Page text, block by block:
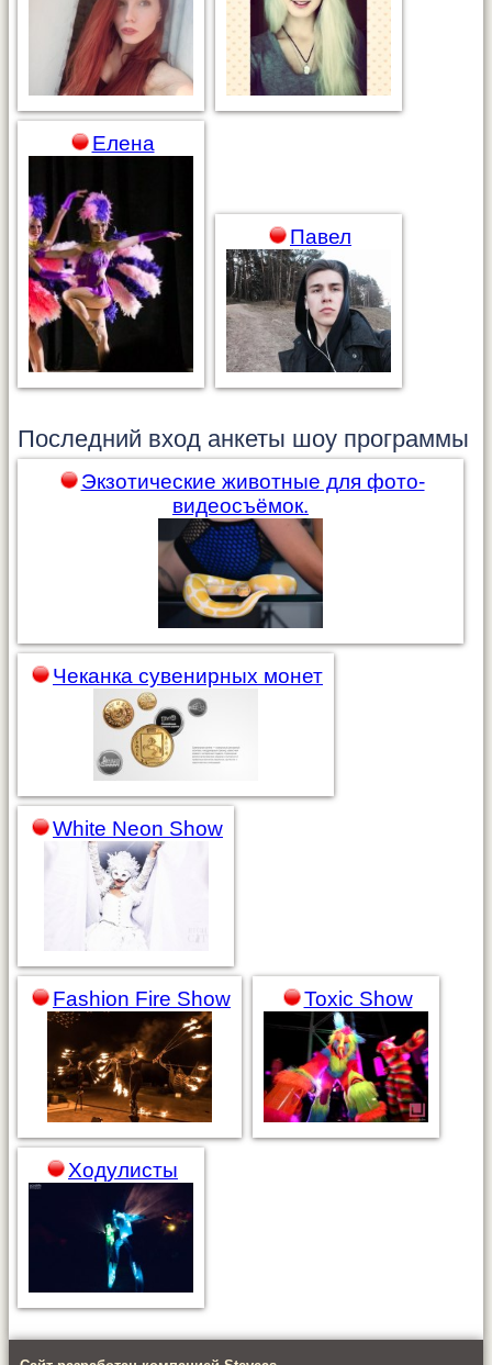
Елена
Павел
Последний вход анкеты шоу программы
Экзотические животные для фото-
видеосъёмок.
Чеканка сувенирных монет
White Neon Show
Fashion Fire Show Toxic Show
Ходулисты